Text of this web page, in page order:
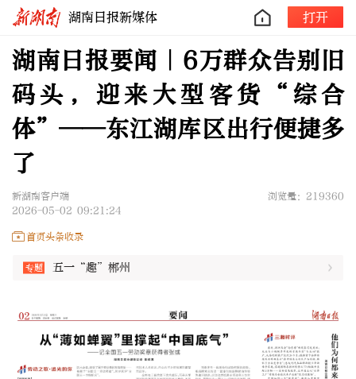
湖南日报新媒体 打开
湖南日报要闻｜6万群众告别旧
码头，迎来大型客货“综合
体”——东江湖库区出行便捷多
了
新湖南客户端
浏览量：219360
2026-05-02 09:21:24
首页头条收录
五一“趣”郴州